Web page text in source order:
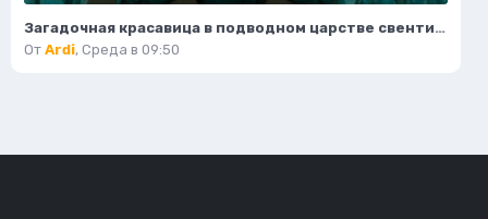
Загадочная красавица в подводном царстве свентилиящих водорослей и коралловых арках. Нейронная сеть Миджорни
От Ardi, Среда в 09:50